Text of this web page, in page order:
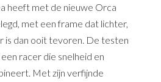
heeft met de nieuwe Orca
met een frame dat lichter,
is dan ooit tevoren. De testen
racer die snelheid en
Met zijn verfijnde